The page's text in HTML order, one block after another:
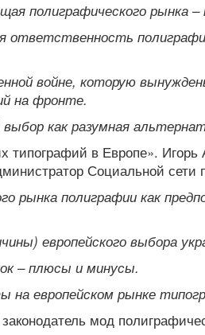
полиграфического рынка
ответственность
войне, которую
на фронте.
как разумная
типографий в Европе». Игорь
Социальной сети
рынка полиграфии как
европейского выбора
– плюсы и минусы.
европейском рынке
мод